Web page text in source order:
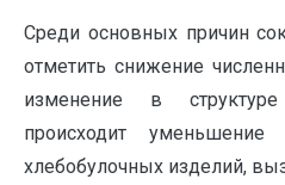
Среди основных причин
отметить снижение
изменение в
происходит
хлебобулочных изделий,